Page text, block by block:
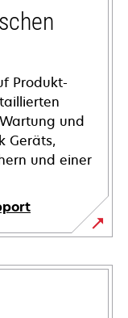
Produkt-
und
Geräts,
und einer